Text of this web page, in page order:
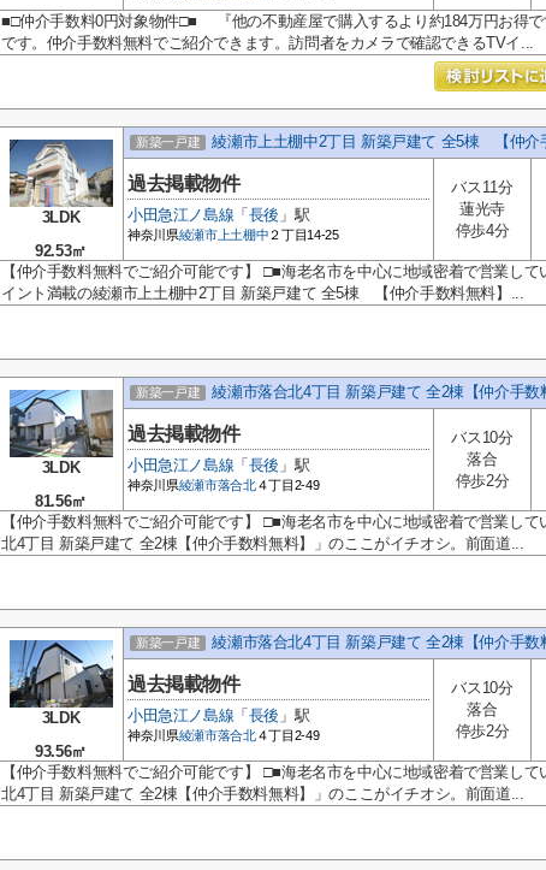
■□仲介手数料0円対象物件□■ 『他の不動産屋で購入するより約184万円お得
です。仲介手数料無料でご紹介できます。訪問者をカメラで確認できるTVイ...
3LDK
92.53㎡
新築一戸建 綾瀬市上土棚中2丁目 新築戸建て 全5棟 【仲介
過去掲載物件
小田急江ノ島線 「 長後 」駅
神奈川県綾瀬市上土棚中 ２丁目14-25
バス11分
蓮光寺
停歩4分
【仲介手数料無料でご紹介可能です】 □■海老名市を中心に地域密着で営業し
イント満載の綾瀬市上土棚中2丁目 新築戸建て 全5棟 【仲介手数料無料】...
3LDK
81.56㎡
新築一戸建 綾瀬市落合北4丁目 新築戸建て 全2棟【仲介手数
過去掲載物件
小田急江ノ島線 「 長後 」駅
神奈川県綾瀬市落合北４丁目2-49
バス10分
落合
停歩2分
【仲介手数料無料でご紹介可能です】 □■海老名市を中心に地域密着で営業し
北4丁目 新築戸建て 全2棟【仲介手数料無料】」のここがイチオシ。前面道...
3LDK
93.56㎡
新築一戸建 綾瀬市落合北4丁目 新築戸建て 全2棟【仲介手数
過去掲載物件
小田急江ノ島線 「 長後 」駅
神奈川県綾瀬市落合北４丁目2-49
バス10分
落合
停歩2分
【仲介手数料無料でご紹介可能です】 □■海老名市を中心に地域密着で営業し
北4丁目 新築戸建て 全2棟【仲介手数料無料】」のここがイチオシ。前面道...